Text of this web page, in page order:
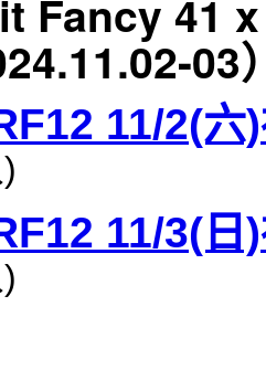
Fancy 41
03
11/2(六
11/3(日